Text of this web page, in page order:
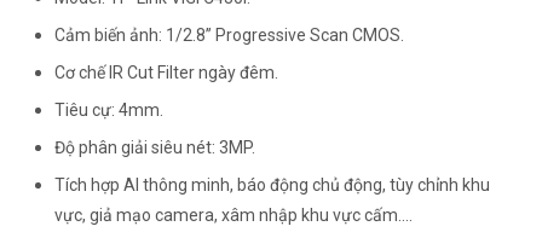
Cảm biến ảnh: 1/2.8” Progressive Scan CMOS.
Cơ chế IR Cut Filter ngày đêm.
Tiêu cự: 4mm.
Độ phân giải siêu nét: 3MP.
Tích hợp AI thông minh, báo động chủ động, tùy chỉnh khu
vực, giả mạo camera, xâm nhập khu vực cấm....